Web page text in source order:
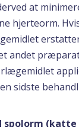
at
hjerteorm.
andet
sidste
spolorm (katte